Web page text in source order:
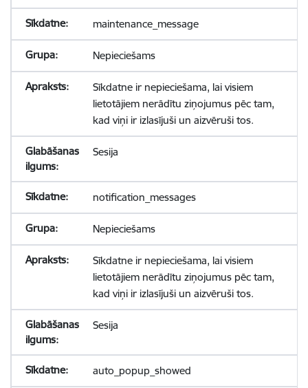
maintenance_message
Nepieciešams
Sīkdatne ir nepieciešama, lai visiem
lietotājiem nerādītu ziņojumus pēc tam,
kad viņi ir izlasījuši un aizvēruši tos.
Sesija
notification_messages
Nepieciešams
Sīkdatne ir nepieciešama, lai visiem
lietotājiem nerādītu ziņojumus pēc tam,
kad viņi ir izlasījuši un aizvēruši tos.
Sesija
auto_popup_showed